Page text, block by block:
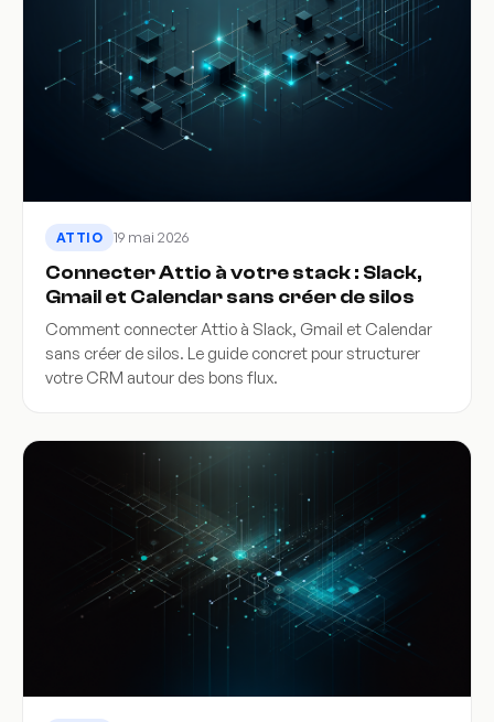
ATTIO 19 mai 2026
Connecter Attio à votre stack : Slack,
Gmail et Calendar sans créer de silos
Comment connecter Attio à Slack, Gmail et Calendar
sans créer de silos. Le guide concret pour structurer
votre CRM autour des bons flux.